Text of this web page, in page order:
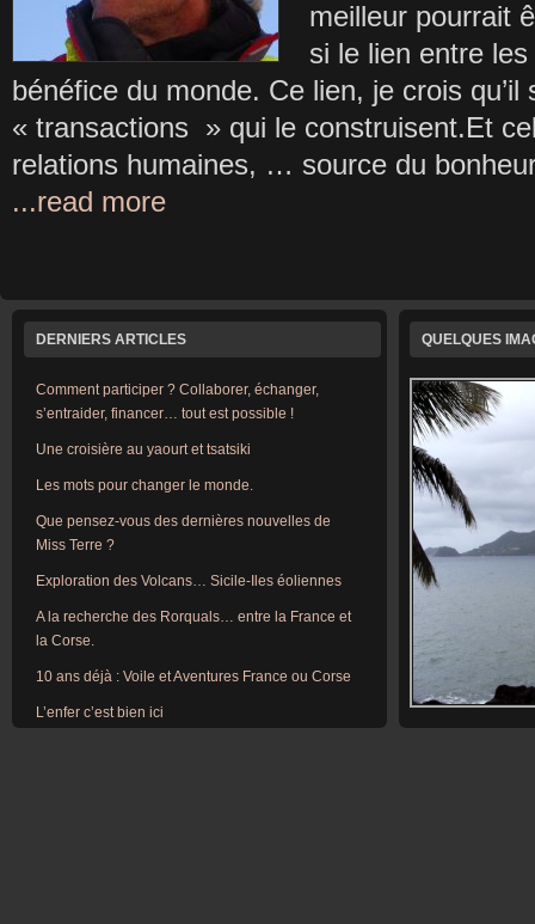
meilleur pourrait
si le lien entre
bénéfice du monde. Ce lien, je crois
« transactions » qui le construisent.Et
relations humaines, … source du
...read more
DERNIERS ARTICLES
Comment participer ? Collaborer, échanger,
s’entraider, financer… tout est possible !
Une croisière au yaourt et tsatsiki
Les mots pour changer le monde.
Que pensez-vous des dernières nouvelles de
Miss Terre ?
Exploration des Volcans… Sicile-Iles éoliennes
A la recherche des Rorquals… entre la France et
la Corse.
10 ans déjà : Voile et Aventures France ou Corse
L’enfer c’est bien ici
QUELQUES